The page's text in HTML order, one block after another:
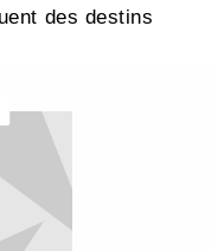
des destins